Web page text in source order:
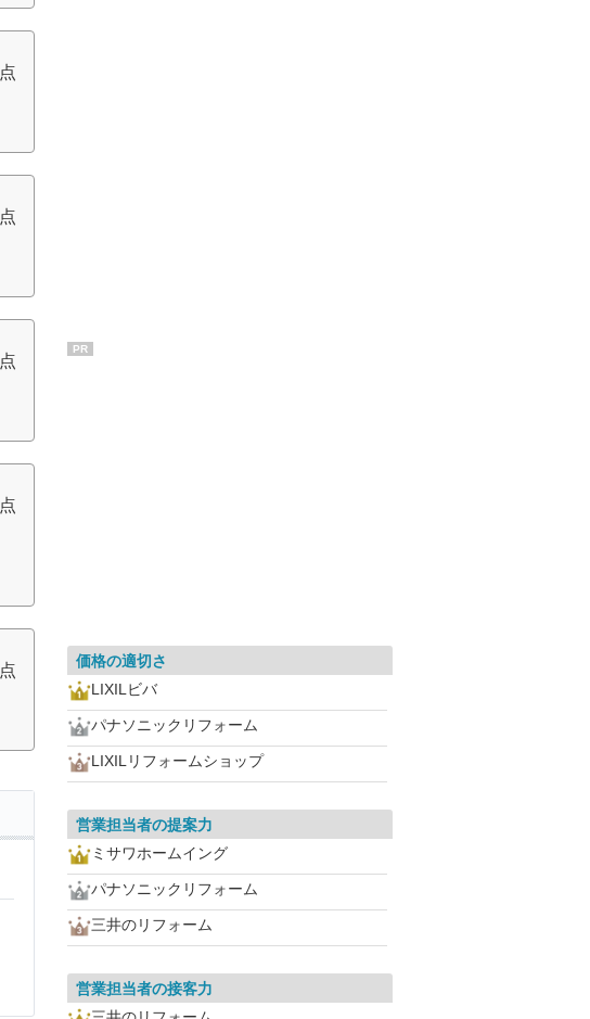
点
点
点
点
点
PR
価格の適切さ
LIXILビバ
パナソニックリフォーム
LIXILリフォームショップ
営業担当者の提案力
ミサワホームイング
パナソニックリフォーム
三井のリフォーム
営業担当者の接客力